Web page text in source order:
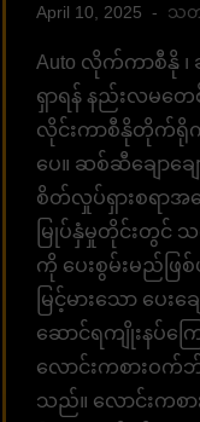
April 10, 2025 သတ
Auto လိုက်ကာစီနို
ရှာရန် နည်းလမတ
လိုင်းကာစီနိုတိုက်ရို
ပေ။ ဆစ်ဆီချော
စိတ်လှုပ်ရှားစရာအက
မြုပ်နှံမှုတိုင်းတွင်
ကို ပေးစွမ်းမည်ဖြ
မြင့်မားသော ပေ
ဆောင်ရကျိုးနပ်က
လောင်းကစားဝက်
သည်။ လောင်းကစ